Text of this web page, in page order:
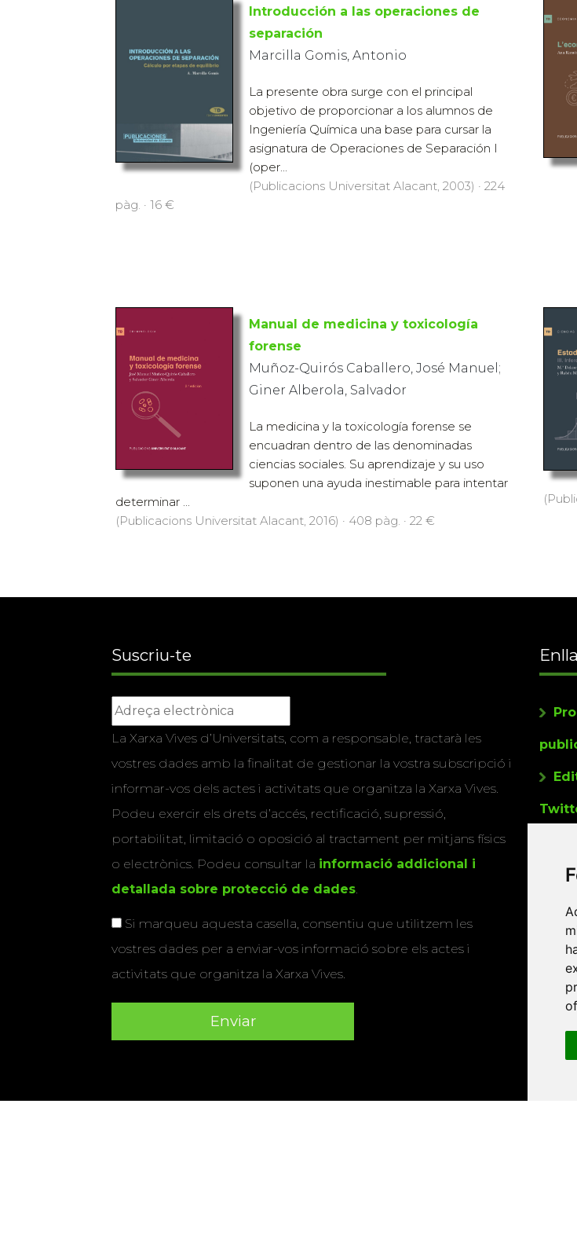
Introducción a las operaciones de
separación
Marcilla Gomis, Antonio
La presente obra surge con el principal
objetivo de proporcionar a los alumnos de
Ingeniería Química una base para cursar la
asignatura de Operaciones de Separación I
(oper...
(Publicacions Universitat Alacant, 2003) · 224
pàg. · 16 €
Manual de medicina y toxicología
forense
Muñoz-Quirós Caballero, José Manuel;
Giner Alberola, Salvador
La medicina y la toxicología forense se
encuadran dentro de las denominadas
ciencias sociales. Su aprendizaje y su uso
suponen una ayuda inestimable para intentar
determinar ...
(Publicacions Universitat Alacant, 2016) · 408 pàg. · 22 €
Suscriu-te
La Xarxa Vives d’Universitats, com a responsable, tractarà les
vostres dades amb la finalitat de gestionar la vostra subscripció i
informar-vos dels actes i activitats que organitza la Xarxa Vives.
Podeu exercir els drets d’accés, rectificació, supressió,
portabilitat, limitació o oposició al tractament per mitjans físics
o electrònics. Podeu consultar la informació addicional i
detallada sobre protecció de dades
Si marqueu aquesta casella, consentiu que utilitzem les
vostres dades per a enviar-vos informació sobre els actes i
activitats que organitza la Xarxa Vives.